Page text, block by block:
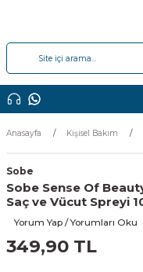
Anasayfa Kişisel Bakım
Sobe
Sobe Sense Of
Saç ve Vücut Spreyi
Yorum Yap / Yorumları Oku
349,90 TL